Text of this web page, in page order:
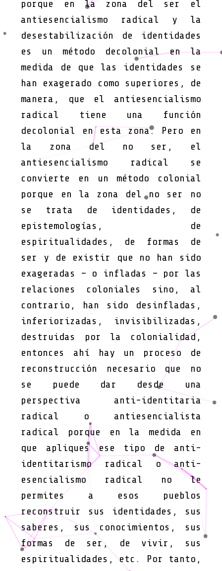
porque en la zona del ser el
antiesencialismo radical y la
desestabilización de identidades
es un método decolonial en la
medida de que las identidades se
han exagerado como superiores, de
manera, que el antiesencialismo
radical tiene una función
decolonial en esta zona. Pero en
la zona del no ser, el
antiesencialismo radical se
convierte en un método colonial
porque en la zona del no ser no
se trata de identidades, de
epistemologías, de
espiritualidades, de formas de
ser y de existir que no han sido
exageradas – o infladas – por las
relaciones coloniales sino, al
contrario, han sido desinfladas,
inferiorizadas, invisibilizadas,
destruidas por la colonialidad,
entonces ahí hay un proceso de
reconstrucción necesario que no
se puede dar desde una
perspectiva anti-identitaria
radical o antiesencialista
radical porque en la medida en
que apliques ese tipo de anti-
identitarismo radical o anti-
esencialismo radical no le
permites a esos pueblos
reconstruir sus identidades, sus
saberes, sus conocimientos, sus
formas de ser, de vivir, sus
espiritualidades, etc. Por tanto,